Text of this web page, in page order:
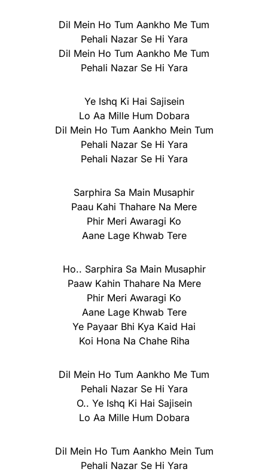
Dil Mein Ho Tum Aankho Me Tum
Pehali Nazar Se Hi Yara
Dil Mein Ho Tum Aankho Me Tum
Pehali Nazar Se Hi Yara
Ye Ishq Ki Hai Sajisein
Lo Aa Mille Hum Dobara
Dil Mein Ho Tum Aankho Mein Tum
Pehali Nazar Se Hi Yara
Pehali Nazar Se Hi Yara
Sarphira Sa Main Musaphir
Paau Kahi Thahare Na Mere
Phir Meri Awaragi Ko
Aane Lage Khwab Tere
Ho.. Sarphira Sa Main Musaphir
Paaw Kahin Thahare Na Mere
Phir Meri Awaragi Ko
Aane Lage Khwab Tere
Ye Payaar Bhi Kya Kaid Hai
Koi Hona Na Chahe Riha
Dil Mein Ho Tum Aankho Me Tum
Pehali Nazar Se Hi Yara
O.. Ye Ishq Ki Hai Sajisein
Lo Aa Mille Hum Dobara
Dil Mein Ho Tum Aankho Mein Tum
Pehali Nazar Se Hi Yara